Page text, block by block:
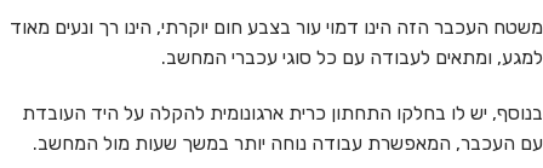
משטח העכבר הזה הינו דמוי עור בצבע חום יוקרתי, הינו רך ונעים מאוד
למגע, ומתאים לעבודה עם כל סוגי עכברי המחשב.
בנוסף, יש לו בחלקו התחתון כרית ארגונומית להקלה על היד העובדת
עם העכבר, המאפשרת עבודה נוחה יותר במשך שעות מול המחשב.